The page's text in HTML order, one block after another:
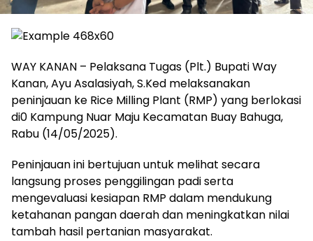
WAY KANAN – Pelaksana Tugas (Plt.) Bupati Way
Kanan, Ayu Asalasiyah, S.Ked melaksanakan
peninjauan ke Rice Milling Plant (RMP) yang berlokasi
di0 Kampung Nuar Maju Kecamatan Buay Bahuga,
Rabu (14/05/2025).
Peninjauan ini bertujuan untuk melihat secara
langsung proses penggilingan padi serta
mengevaluasi kesiapan RMP dalam mendukung
ketahanan pangan daerah dan meningkatkan nilai
tambah hasil pertanian masyarakat.